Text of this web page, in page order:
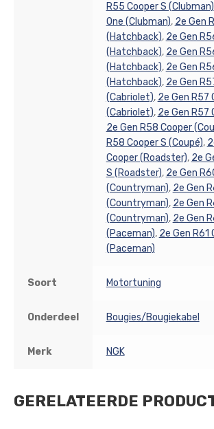
R55 Cooper S (Clubman)
One (Clubman), 2e Gen
(Hatchback), 2e Gen
(Hatchback), 2e Gen
(Hatchback), 2e Gen
(Hatchback), 2e Gen
(Cabriolet), 2e Gen R57
(Cabriolet), 2e Gen R57
2e Gen R58 Cooper
R58 Cooper S (Coupé),
Cooper (Roadster), 2e
S (Roadster), 2e Gen
(Countryman), 2e Gen
(Countryman), 2e Gen
(Countryman), 2e Gen
(Paceman), 2e Gen R61
(Paceman)
Soort Motortuning
Onderdeel Bougies/Bougiekabel
Merk NGK
GERELATEERDE